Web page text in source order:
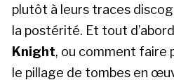
plutôt à leurs traces
la postérité. Et tout
Knight, ou comment faire
le pillage de tombes en